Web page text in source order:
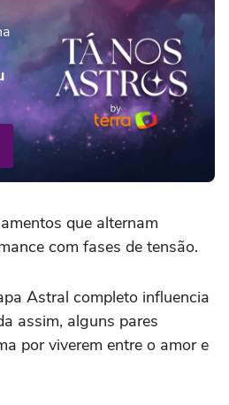
que alternam
com fases de tensão.
Astral completo influencia
assim, alguns pares
por viverem entre o amor e